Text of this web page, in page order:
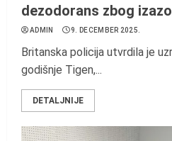
dezodorans zbog
ADMIN 9. DECEMBER 2025.
Britanska policija utvrdila je
godišnje Tigen,...
DETALJNIJE